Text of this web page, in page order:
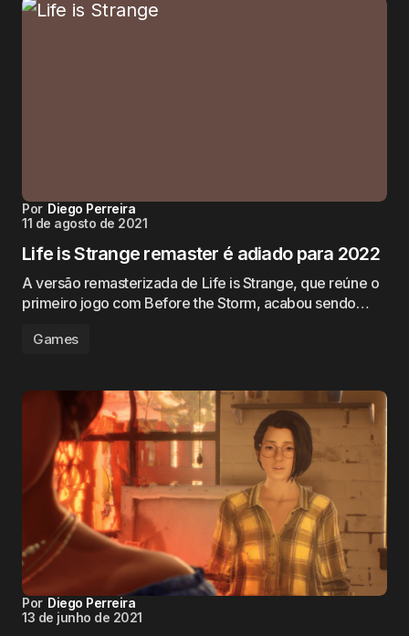
Por Diego Perreira
11 de agosto de 2021
Life is Strange remaster é adiado para 2022
A versão remasterizada de Life is Strange, que reúne o
primeiro jogo com Before the Storm, acabou sendo…
Games
Por Diego Perreira
13 de junho de 2021